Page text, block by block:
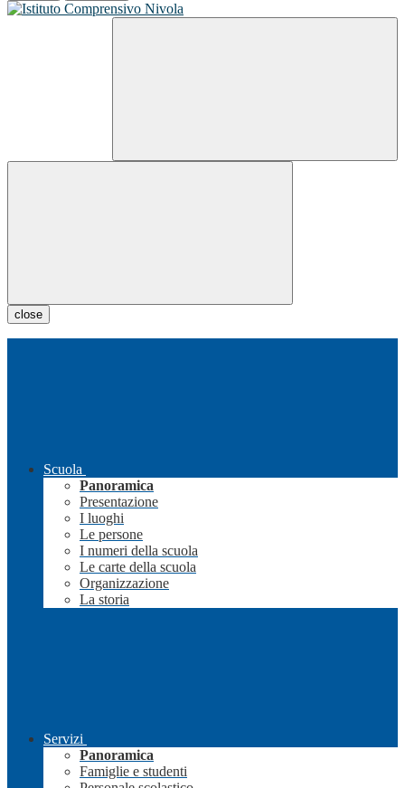
close
Scuola
Panoramica
Presentazione
I luoghi
Le persone
I numeri della scuola
Le carte della scuola
Organizzazione
La storia
Servizi
Panoramica
Famiglie e studenti